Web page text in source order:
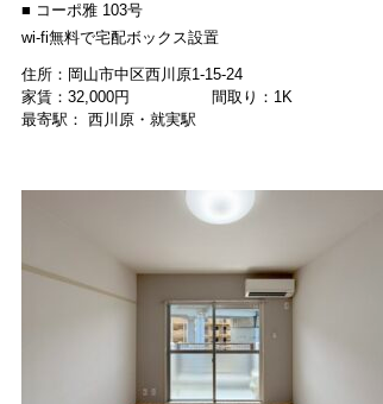
■ コーポ雅 103号
wi-fi無料で宅配ボックス設置
住所：岡山市中区西川原1-15-24
家賃： 32,000円
間取り：1K
最寄駅： 西川原・就実駅